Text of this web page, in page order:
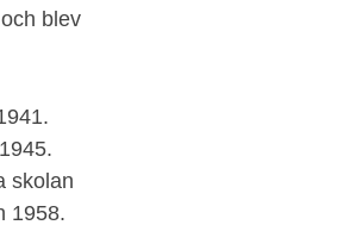
blev
skolan
1958.